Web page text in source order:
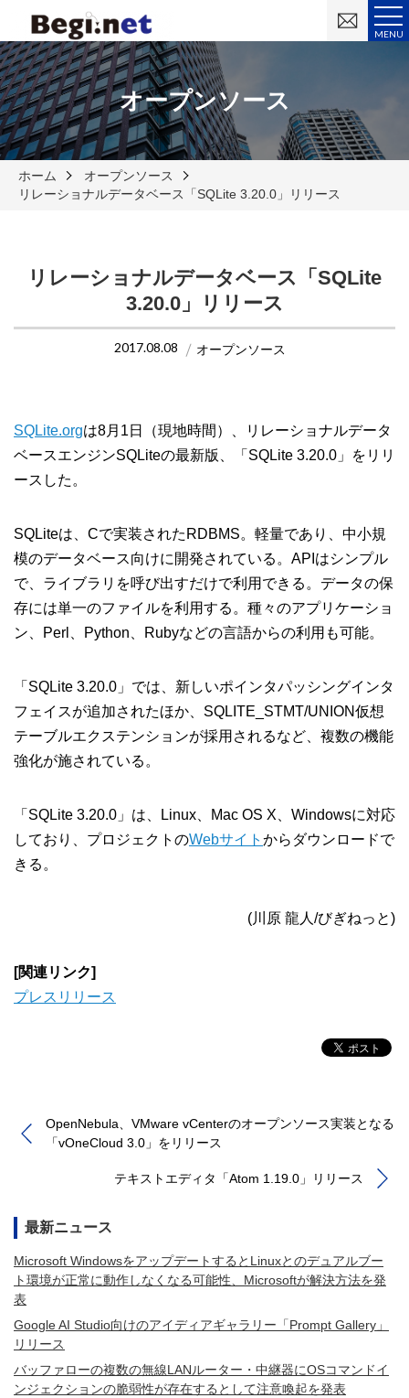
MENU
い
オープンソース
ホーム
オープンソース
リレーショナルデータベース「SQLite 3.20.0」リリース
リレーショナルデータベース「SQLite
3.20.0」リリース
2017.08.08 オープンソース
SQLite.orgは8月1日（現地時間）、リレーショナルデータ
ベースエンジンSQLiteの最新版、「SQLite 3.20.0」をリリ
ースした。
SQLiteは、Cで実装されたRDBMS。軽量であり、中小規
模のデータベース向けに開発されている。APIはシンプル
で、ライブラリを呼び出すだけで利用できる。データの保
存には単一のファイルを利用する。種々のアプリケーショ
ン、Perl、Python、Rubyなどの言語からの利用も可能。
「SQLite 3.20.0」では、新しいポインタパッシングインタ
フェイスが追加されたほか、SQLITE_STMT/UNION仮想
テーブルエクステンションが採用されるなど、複数の機能
強化が施されている。
「SQLite 3.20.0」は、Linux、Mac OS X、Windowsに対応
しており、プロジェクトのWebサイト からダウンロードで
きる。
(川原 龍人/びぎねっと)
[関連リンク]
プレスリリース
OpenNebula、VMware vCenterのオープンソース実装となる
「vOneCloud 3.0」をリリース
テキストエディタ「Atom 1.19.0」リリース
最新ニュース
Microsoft WindowsをアップデートするとLinuxとのデュアルブー
ト環境が正常に動作しなくなる可能性、Microsoftが解決方法を発
表
Google AI Studio向けのアイディアギャラリー「Prompt Gallery」
リリース
バッファローの複数の無線LANルーター・中継器にOSコマンドイ
ンジェクションの脆弱性が存在するとして注意喚起を発表